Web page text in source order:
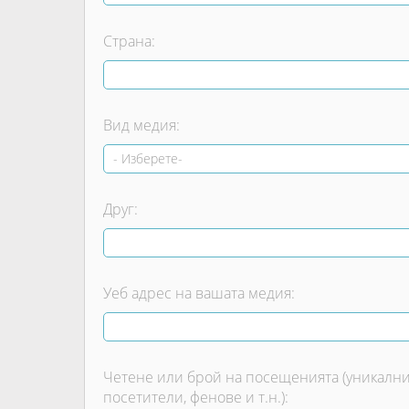
Страна:
Вид медия:
Друг:
Уеб адрес на вашата медия:
Четене или брой на посещенията
посетители, фенове и т.н.):